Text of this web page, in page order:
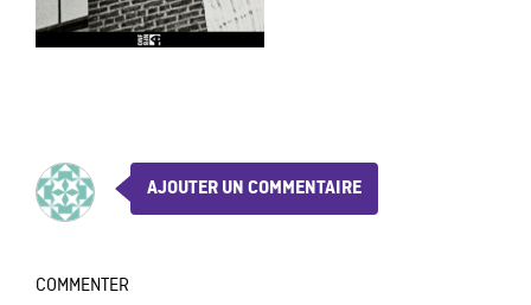
AJOUTER UN COMMENTAIRE
COMMENTER